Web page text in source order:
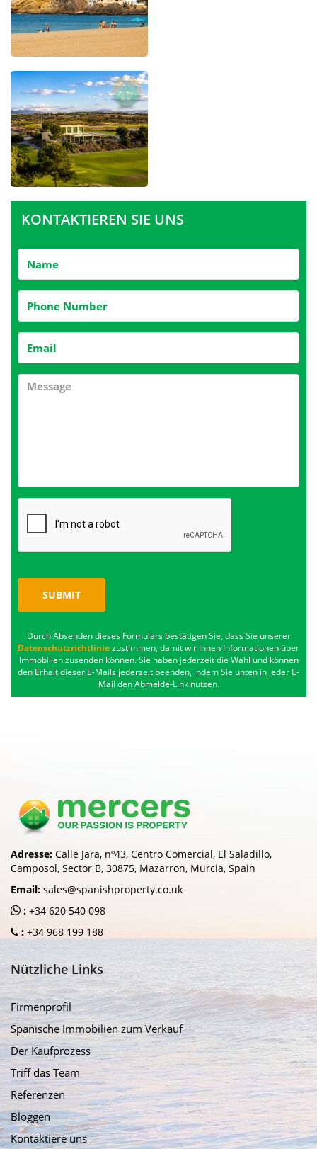
KONTAKTIEREN SIE UNS
SUBMIT
Durch Absenden dieses Formulars bestätigen Sie, dass Sie unserer
Datenschutzrichtliniezustimmen, damit wir Ihnen Informationen über
Immobilien zusenden können. Sie haben jederzeit die Wahl und können
den Erhalt dieser E-Mails jederzeit beenden, indem Sie unten in jeder E-
Mail den Abmelde-Link nutzen.
Adresse: Calle Jara, nº43, Centro Comercial, El Saladillo,
Camposol, Sector B, 30875, Mazarron, Murcia, Spain
Email: sales@spanishproperty.co.uk
: +34 620 540 098
: +34 968 199 188
Nützliche Links
Firmenprofil
Spanische Immobilien zum Verkauf
Der Kaufprozess
Triff das Team
Referenzen
Bloggen
Kontaktiere uns